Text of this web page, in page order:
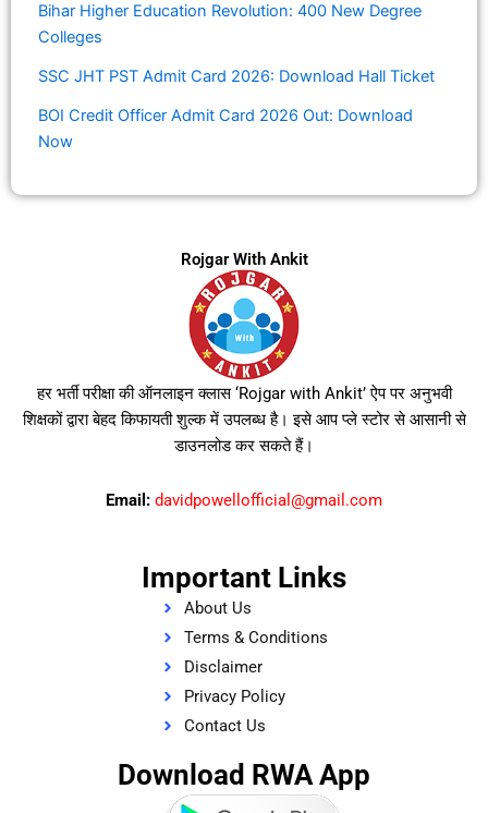
Bihar Higher Education Revolution: 400 New Degree
Colleges
SSC JHT PST Admit Card 2026: Download Hall Ticket
BOI Credit Officer Admit Card 2026 Out: Download
Now
Rojgar With Ankit
हर भर्ती परीक्षा की ऑनलाइन क्लास ‘Rojgar with Ankit’ ऐप पर अनुभवी
शिक्षकों द्वारा बेहद किफायती शुल्क में उपलब्ध है। इसे आप प्ले स्टोर से आसानी से
डाउनलोड कर सकते हैं।
Email: davidpowellofficial@gmail.com
Important Links
About Us
Terms & Conditions
Disclaimer
Privacy Policy
Contact Us
Download RWA App